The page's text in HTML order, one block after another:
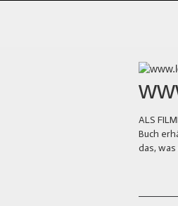
ALS
Buch
das,